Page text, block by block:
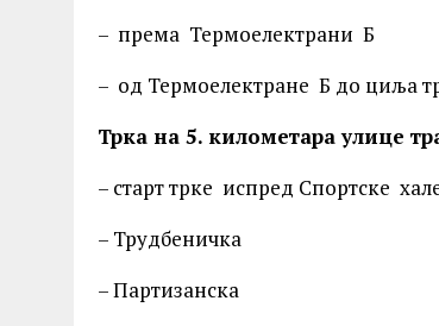
– према Термоелектрани Б
– од Термоелектране Б до циља
Трка на 5. километара улице
– старт трке испред Спортске
– Трудбеничка
– Партизанска